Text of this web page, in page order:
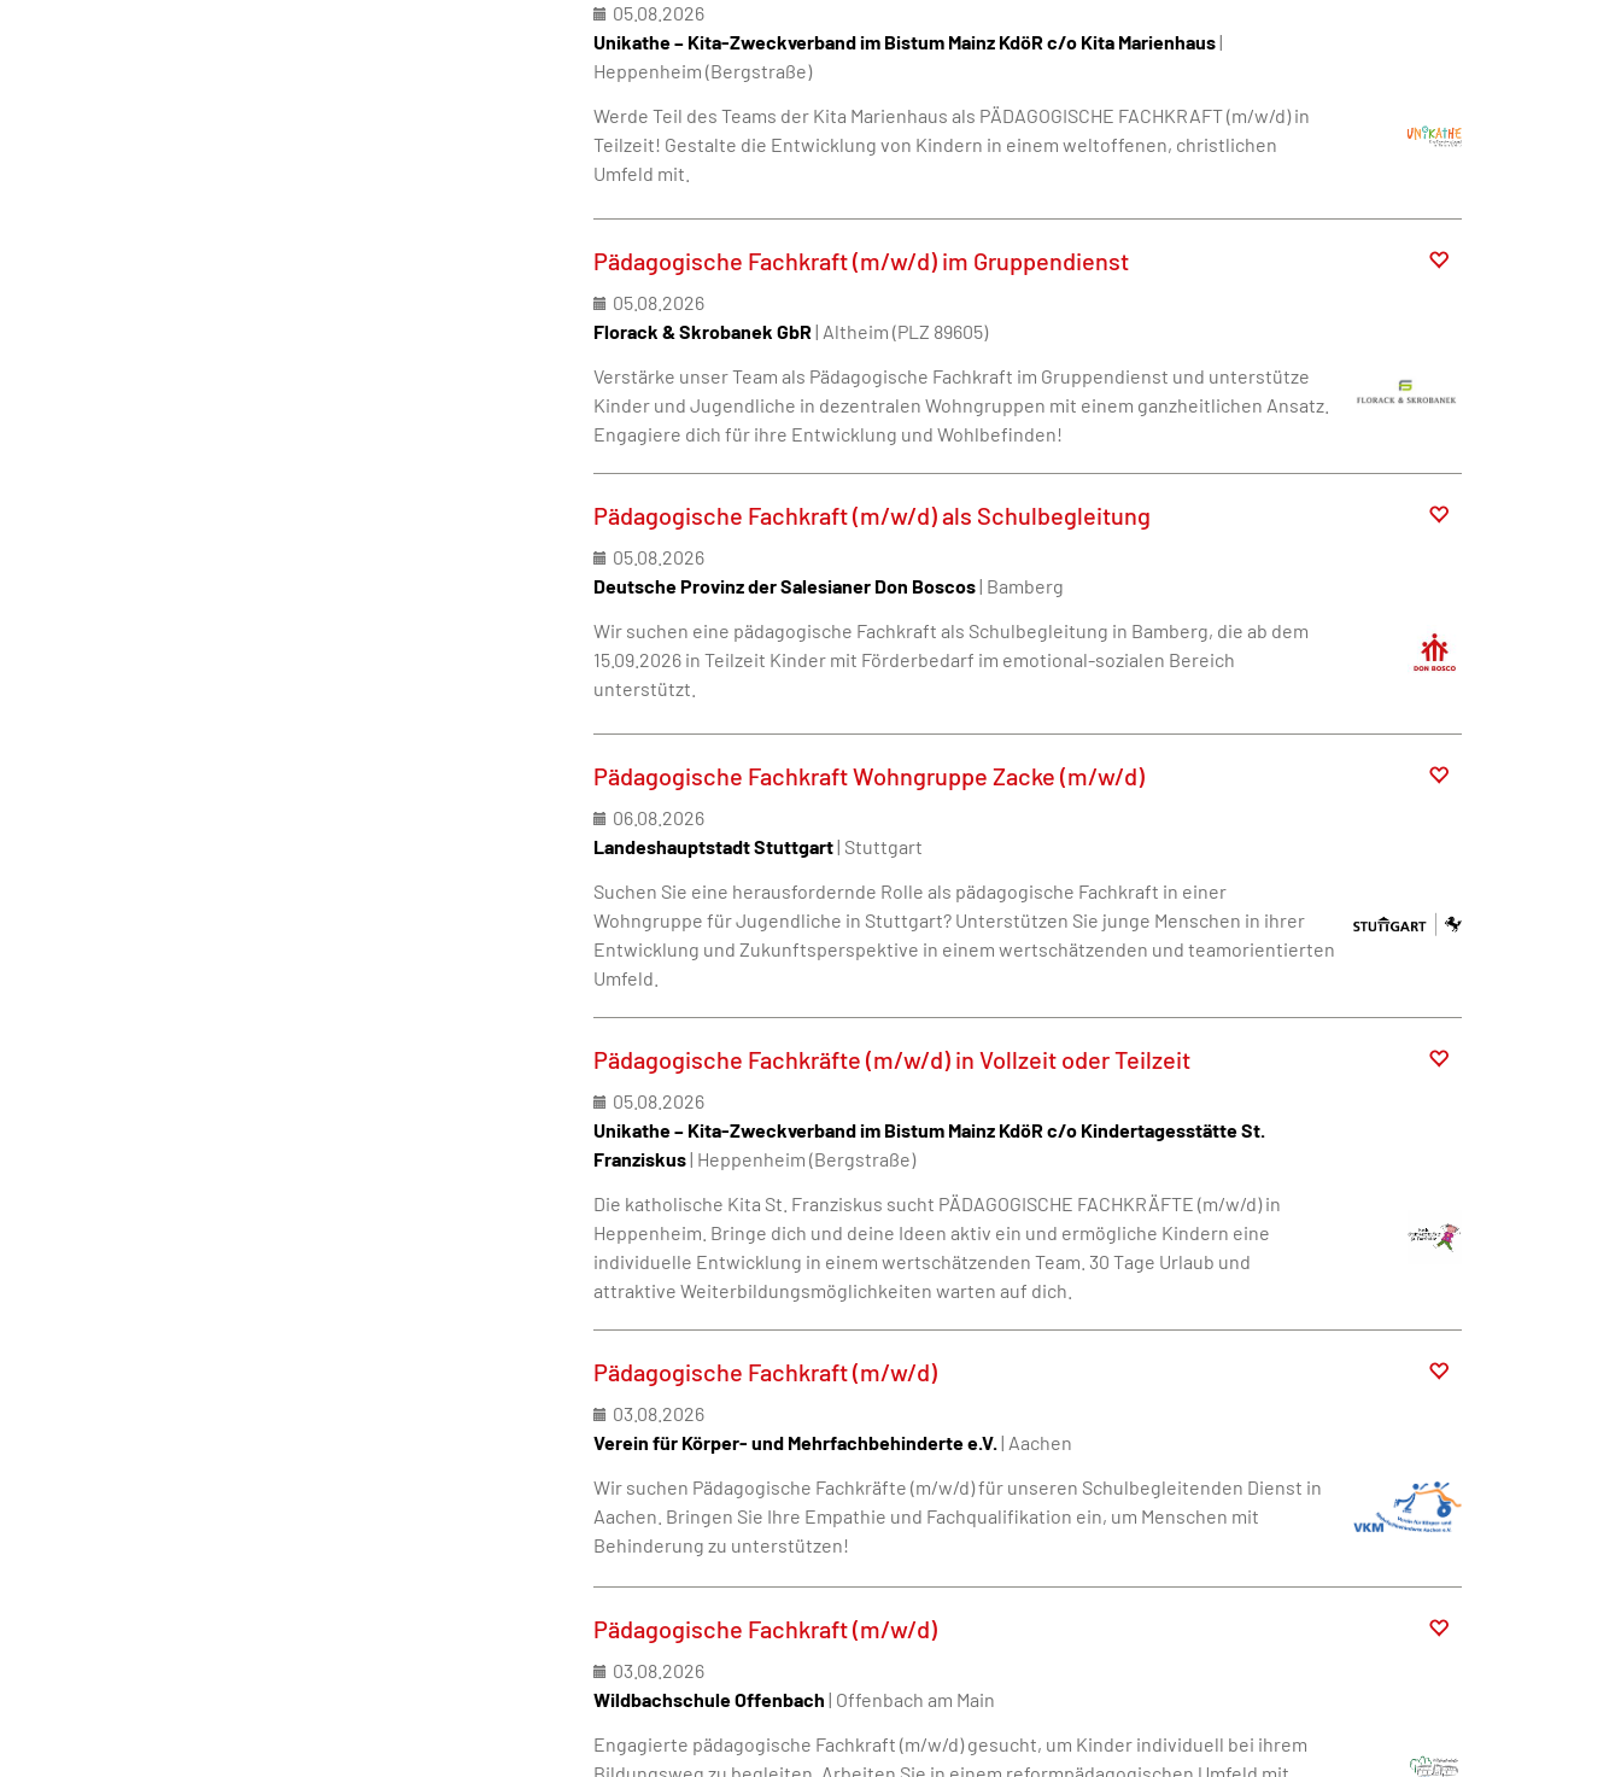
05.08.2026
Unikathe – Kita-Zweckverband im Bistum Mainz KdöR c/o Kita Marienhaus|
Heppenheim (Bergstraße)
Werde Teil des Teams der Kita Marienhaus als PÄDAGOGISCHE FACHKRAFT (m/w/d) in
Teilzeit! Gestalte die Entwicklung von Kindern in einem weltoffenen, christlichen
Umfeld mit.
Pädagogische Fachkraft (m/w/d) im Gruppendienst
05.08.2026
Florack & Skrobanek GbR| Altheim (PLZ 89605)
Verstärke unser Team als Pädagogische Fachkraft im Gruppendienst und unterstütze
Kinder und Jugendliche in dezentralen Wohngruppen mit einem ganzheitlichen Ansatz.
Engagiere dich für ihre Entwicklung und Wohlbefinden!
Pädagogische Fachkraft (m/w/d) als Schulbegleitung
05.08.2026
Deutsche Provinz der Salesianer Don Boscos| Bamberg
Wir suchen eine pädagogische Fachkraft als Schulbegleitung in Bamberg, die ab dem
15.09.2026 in Teilzeit Kinder mit Förderbedarf im emotional-sozialen Bereich
unterstützt.
Pädagogische Fachkraft Wohngruppe Zacke (m/w/d)
06.08.2026
Landeshauptstadt Stuttgart| Stuttgart
Suchen Sie eine herausfordernde Rolle als pädagogische Fachkraft in einer
Wohngruppe für Jugendliche in Stuttgart? Unterstützen Sie junge Menschen in ihrer
Entwicklung und Zukunftsperspektive in einem wertschätzenden und teamorientierten
Umfeld.
Pädagogische Fachkräfte (m/w/d) in Vollzeit oder Teilzeit
05.08.2026
Unikathe – Kita-Zweckverband im Bistum Mainz KdöR c/o Kindertagesstätte St.
Franziskus| Heppenheim (Bergstraße)
Die katholische Kita St. Franziskus sucht PÄDAGOGISCHE FACHKRÄFTE (m/w/d) in
Heppenheim. Bringe dich und deine Ideen aktiv ein und ermögliche Kindern eine
individuelle Entwicklung in einem wertschätzenden Team. 30 Tage Urlaub und
attraktive Weiterbildungsmöglichkeiten warten auf dich.
Pädagogische Fachkraft (m/w/d)
03.08.2026
Verein für Körper- und Mehrfachbehinderte e.V.| Aachen
Wir suchen Pädagogische Fachkräfte (m/w/d) für unseren Schulbegleitenden Dienst in
Aachen. Bringen Sie Ihre Empathie und Fachqualifikation ein, um Menschen mit
Behinderung zu unterstützen!
Pädagogische Fachkraft (m/w/d)
03.08.2026
Wildbachschule Offenbach | Offenbach am Main
Engagierte pädagogische Fachkraft (m/w/d) gesucht, um Kinder individuell bei ihrem